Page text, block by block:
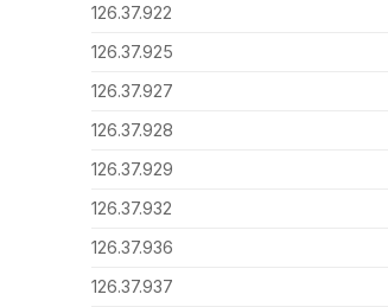
126.37.922
126.37.925
126.37.927
126.37.928
126.37.929
126.37.932
126.37.936
126.37.937